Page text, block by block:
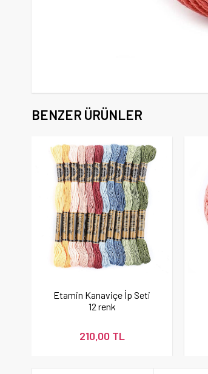
BENZER ÜRÜNLER
Etamin Kanaviçe İp Seti
12 renk
210,00 TL